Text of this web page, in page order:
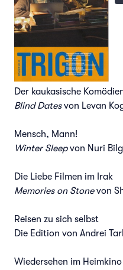
Der kaukasische
Blind Datesvon Levan
Mensch, Mann!
Winter Sleepvon Nuri
Die Liebe Filmen im Irak
Memories on Stonevon
Reisen zu sich selbst
Die Edition von Andrei
Wiedersehen im Heimkino